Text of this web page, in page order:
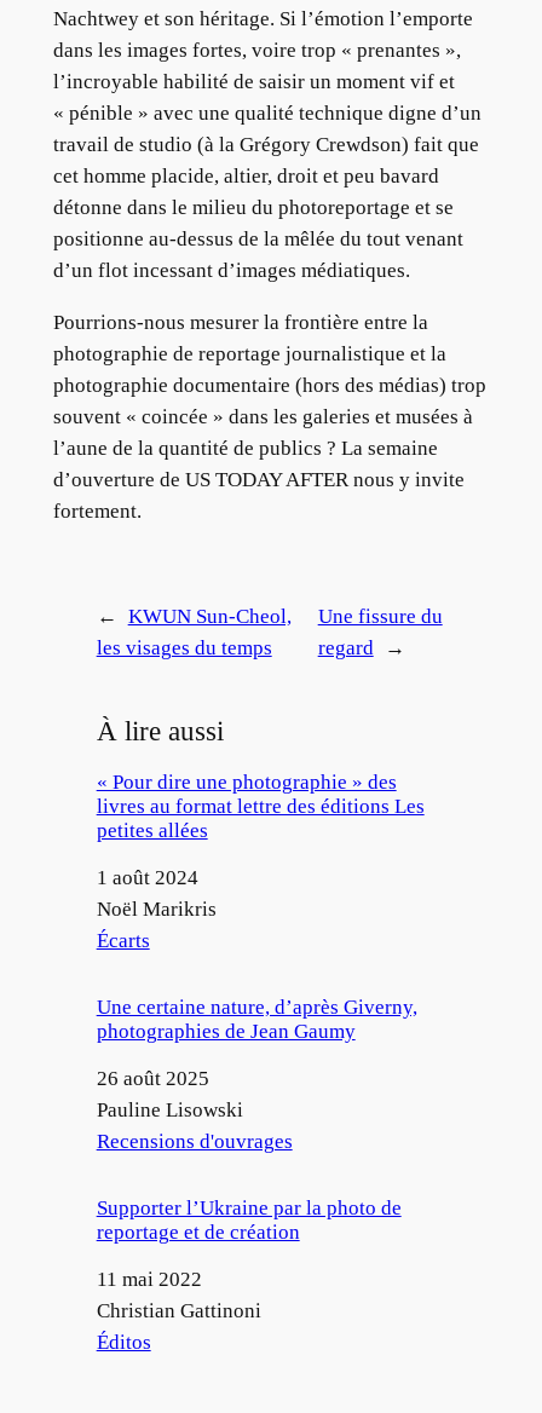
Nachtwey et son héritage. Si l’émotion l’emporte
dans les images fortes, voire trop « prenantes »,
l’incroyable habilité de saisir un moment vif et
« pénible » avec une qualité technique digne d’un
travail de studio (à la Grégory Crewdson) fait que
cet homme placide, altier, droit et peu bavard
détonne dans le milieu du photoreportage et se
positionne au-dessus de la mêlée du tout venant
d’un flot incessant d’images médiatiques.
Pourrions-nous mesurer la frontière entre la
photographie de reportage journalistique et la
photographie documentaire (hors des médias) trop
souvent « coincée » dans les galeries et musées à
l’aune de la quantité de publics ? La semaine
d’ouverture de US TODAY AFTER nous y invite
fortement.
←
KWUN Sun-Cheol,
les visages du temps
Une fissure du
regard
→
À lire aussi
« Pour dire une photographie » des
livres au format lettre des éditions Les
petites allées
Date
1 août 2024
Auteur
Noël Marikris
Par rapport à
Écarts
Une certaine nature, d’après Giverny,
photographies de Jean Gaumy
Date
26 août 2025
Auteur
Pauline Lisowski
Par rapport à
Recensions d'ouvrages
Supporter l’Ukraine par la photo de
reportage et de création
Date
11 mai 2022
Auteur
Christian Gattinoni
Par rapport à
Éditos